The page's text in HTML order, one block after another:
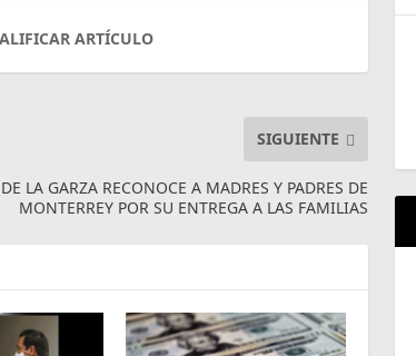
ARTÍCULO
SIGUIENTE
LA GARZA RECONOCE A MADRES Y PADRES DE
MONTERREY POR SU ENTREGA A LAS FAMILIAS